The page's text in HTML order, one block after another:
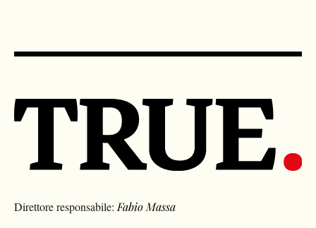
Direttore responsabile:Fabio Massa